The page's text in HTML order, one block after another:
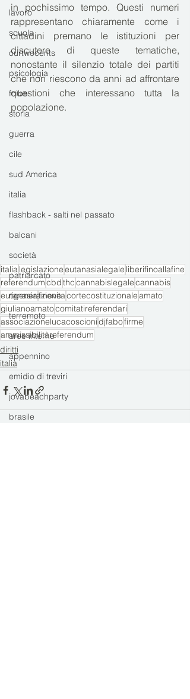
lavoro
scuola
ourtwocents
psicologia
foibe
storia
guerra
cile
sud America
italia
flashback - salti nel passato
balcani
società
patriarcato
rigenerazione
terremoto
aree interne
appennino
emidio di treviri
jovabeachparty
brasile
in pochissimo tempo. Questi numeri
rappresentano chiaramente come i
cittadini premano le istituzioni per
discutere di queste tematiche,
nonostante il silenzio totale dei partiti
che non riescono da anni ad affrontare
questioni che interessano tutta la
popolazione.
italialegislazioneeutanasialegale liberifinoallafine
referendumcbdthccannabislegalecannabis
eutanasiafinevitacortecostituzionaleamato
giulianoamatocomitatireferendari
associazionelucacoscionidjfabofirme
ammissibilitàreferendum
diritti
italia